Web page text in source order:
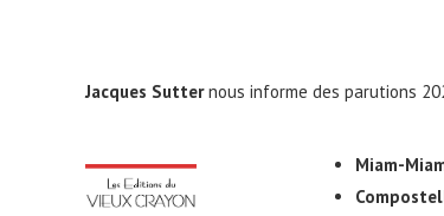
Jacques Sutternous informe des parutions
Miam-